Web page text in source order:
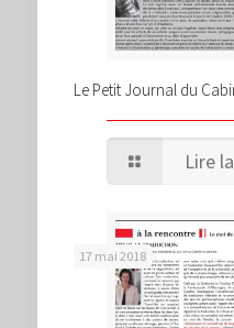
Le Petit Journal du
Lire
17 mai 2018